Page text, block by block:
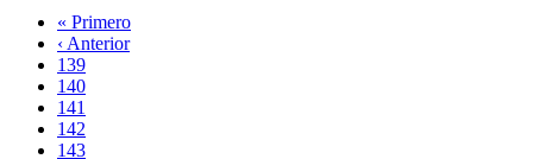
Paginación
Primera
página
« Primero
Página
anterior
‹ Anterior
Page
139
Page
140
Page
141
Page
142
Página
143